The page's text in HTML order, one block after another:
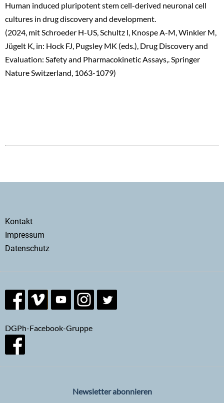
Human induced pluripotent stem cell-derived neuronal cell
cultures in drug discovery and development.
(2024, mit Schroeder H-US, Schultz l, Knospe A-M, Winkler M,
Jügelt K, in: Hock FJ, Pugsley MK (eds.), Drug Discovery and
Evaluation: Safety and Pharmacokinetic Assays,. Springer
Nature Switzerland, 1063-1079)
Secondary
menu
Kontakt
Impressum
Datenschutz
DGPh-Facebook-Gruppe
Newsletter abonnieren